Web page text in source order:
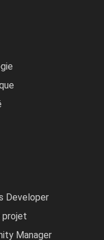
Developer
projet
Manager